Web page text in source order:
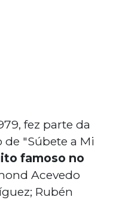
fez parte da
de "Súbete a Mi
famoso no
Acevedo
Rubén